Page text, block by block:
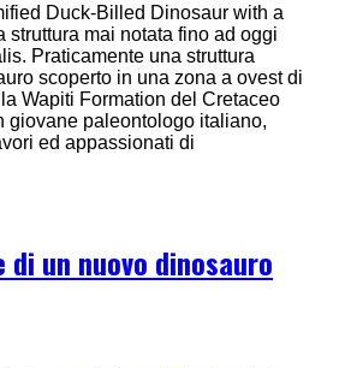
Duck-Billed Dinosaur with a
struttura mai notata fino ad oggi
Praticamente una struttura
scoperto in una zona a ovest di
Wapiti Formation del Cretaceo
giovane paleontologo italiano,
ed appassionati di
un nuovo dinosauro